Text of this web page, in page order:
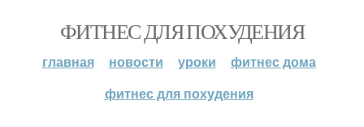
ФИТНЕС ДЛЯ ПОХУДЕНИЯ
главная новости уроки
фитнес дома
фитнес для похудения